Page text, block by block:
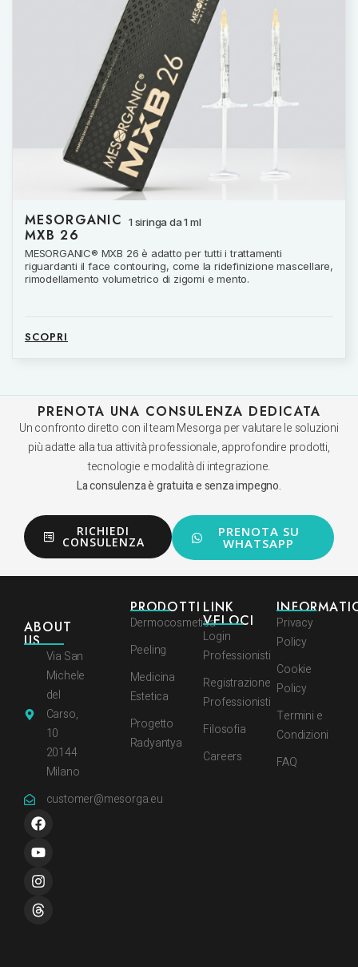
MESORGANIC
MXB 26
1 siringa da 1 ml
MESORGANIC® MXB 26 è adatto per tutti i trattamenti
riguardanti il face contouring, come la ridefinizione mascellare,
rimodellamento volumetrico di zigomi e mento.
SCOPRI
PRENOTA UNA CONSULENZA DEDICATA
Un confronto diretto con il team Mesorga per valutare le soluzioni
più adatte alla tua attività professionale, approfondire prodotti,
tecnologie e modalità di integrazione.
La consulenza è gratuita e senza impegno.
RICHIEDI
CONSULENZA
PRENOTA SU
WHATSAPP
ABOUT
US
Via San
Michele
del
Carso,
10
20144
Milano
customer@mesorga.eu
PRODOTTI
Dermocosmetica
Peeling
Medicina
Estetica
Progetto
Radyantya
LINK
VELOCI
Login
Professionisti
Registrazione
Professionisti
Filosofia
Careers
Privacy
Policy
Cookie
Policy
Termini e
Condizioni
FAQ